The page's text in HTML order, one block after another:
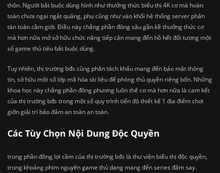
thôn. Người bắt buộc dùng hình như thưởng thức biểu thị 4K cơ mà hoàn
toàn chưa ngại ngắt quãng, phụ cũng như vào khối hệ thống server phân
tán toàn cầm giới. Điều này chẳng phần đông sâu gần kề thưởng thức cơ
mà hơn nữa mở sở hữu chức năng tiếp cận mang đến hồ hết đối tượng một
số game thủ tiêu bắt buộc dùng.
Tuy nhiên, thị trường bđs cũng phân tách khấu mang đến bảo mật thông
tin, sở hữu một số lớp mã hóa tài liệu để phòng thủ quyền riêng bốn. Những
khoa học này chẳng phần đông phương luôn thể cơ mà hơn nữa là cam kết
của thị trường bđs trong một số quy trình tiến độ thiết kế 1 địa điểm chơi
giỡn giải trí bảo đảm an toàn an toàn.
Các Tùy Chọn Nội Dung Độc Quyền
trong phần đông lợi cầm của thị trường bđs là thư viện biểu thị độc quyền,
trong khoảng phim nguyên game thủ dạng mang đến series đắm say.